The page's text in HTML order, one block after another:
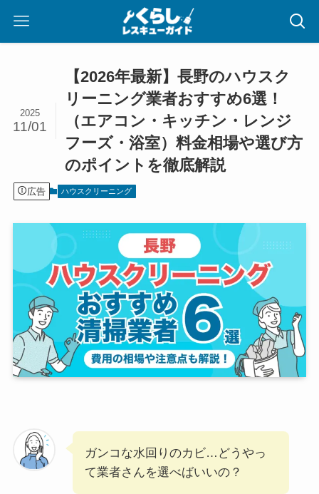
【2026年最新】長野のハウスク
リーニング業者おすすめ6選！
（エアコン・キッチン・レンジ
フーズ・浴室）料金相場や選び方
のポイントを徹底解説
2025
11/01
広告 ハウスクリーニング
ガンコな水回りのカビ…どうやっ
て業者さんを選べばいいの？